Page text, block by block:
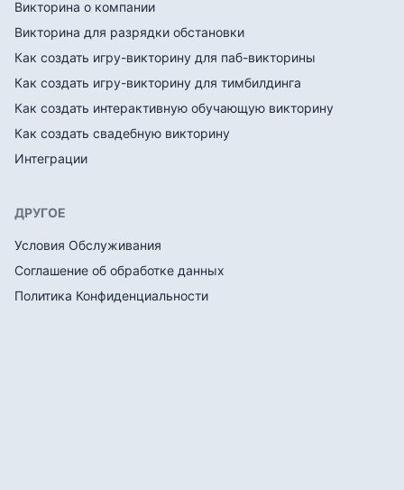
Викторина о компании
Викторина для разрядки обстановки
Как создать игру-викторину для паб-викторины
Как создать игру-викторину для тимбилдинга
Как создать интерактивную обучающую викторину
Как создать свадебную викторину
Интеграции
ДРУГОЕ
Условия Обслуживания
Соглашение об обработке данных
Политика Конфиденциальности